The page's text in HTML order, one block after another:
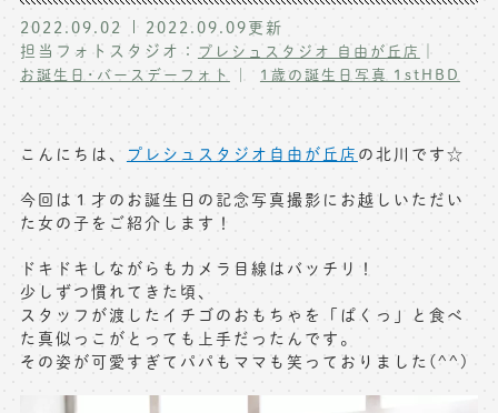
ハーフ成人式･10歳の祝い記念撮影
家族写真･記念写真撮影
フレンド記念撮影
よくある質問
写真商品一覧
出張撮影(鎌倉)
無料会員登録
料金シミュレーション
2022.09.02 2022.09.09更新
担当フォトスタジオ： プレシュスタジオ 自由が丘店 ｜
お誕生日･バースデーフォト 1歳の誕生日写真 1stHBD
こんにちは、 プレシュスタジオ自由が丘店 の北川です☆
今回は１才のお誕生日の記念写真撮影にお越しいただい
た女の子をご紹介します！
ドキドキしながらもカメラ目線はバッチリ！
少しずつ慣れてきた頃、
スタッフが渡したイチゴのおもちゃを「ぱくっ」と食べ
た真似っこがとっても上手だったんです。
その姿が可愛すぎてパパもママも笑っておりました(^^)